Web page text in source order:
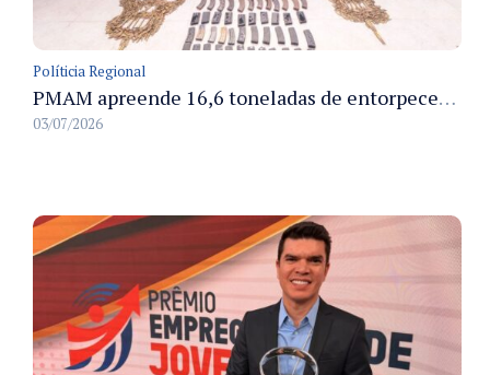
Políticia Regional
PMAM apreende 16,6 toneladas de entorpecentes e registra aumento nas prisões em flagrante e nas capturas de foragidos no primeiro semestre de 2026
03/07/2026